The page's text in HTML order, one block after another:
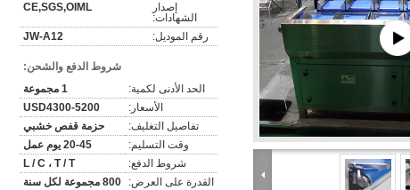
إصدار
الشهادات:
CE,SGS,OIML
رقم الموديل: JW-A12
شروط الدفع والشحن:
الحد الأدنى لكمية:
1 مجموعة
الأسعار:
USD4300-5200
تفاصيل التغليف:
حزمة قفص خشبي
وقت التسليم:
20-45 يوم عمل
شروط الدفع:
L / C ، T / T
القدرة على العرض:
800 مجموعة لكل سنة